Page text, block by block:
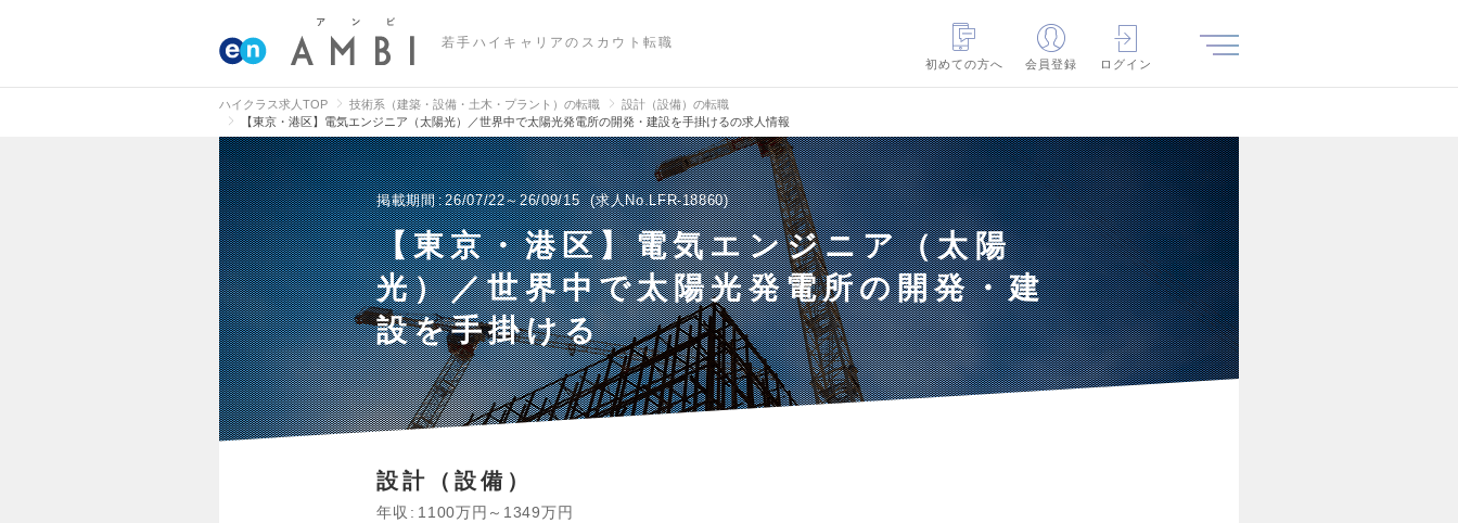
若手ハイキャリアのスカウト転職
初めての方へ
会員登録 ログイン
ハイクラス求人TOP 技術系（建築・設備・土木・プラント）の転職
設計（設備）の転職
【東京・港区】電気エンジニア（太陽光）／世界中で太陽光発電所の開発・建設を手掛けるの求人情報
掲載期間 26/07/22～26/09/15 求人No.LFR-18860
【東京・港区】電気エンジニア（太陽
光）／世界中で太陽光発電所の開発・建
設を手掛ける
設計（設備）
年収 1100万円～1349万円